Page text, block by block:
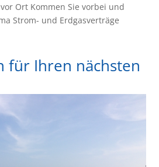
Ort Kommen Sie vorbei und
Strom- und Erdgasverträge
für Ihren nächsten